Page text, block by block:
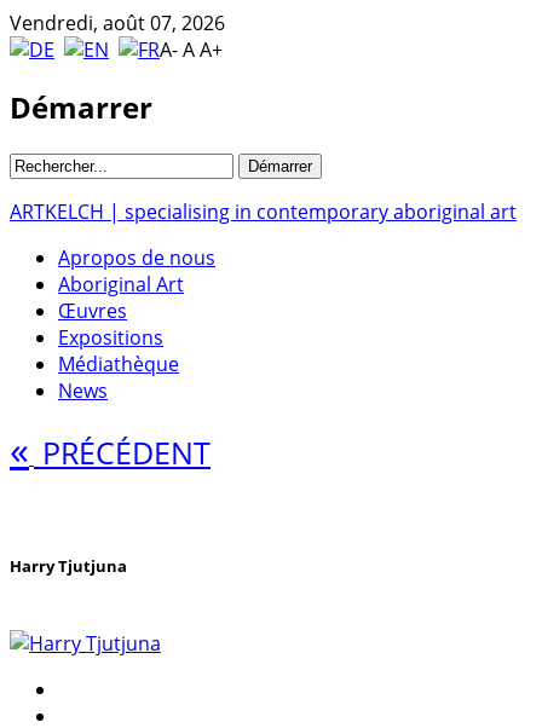
Vendredi, août 07, 2026
A-AA+
Démarrer
ARTKELCH | specialising in contemporary aboriginal art
Apropos de nous
Aboriginal Art
Œuvres
Expositions
Médiathèque
News
« PRÉCÉDENT
Harry Tjutjuna